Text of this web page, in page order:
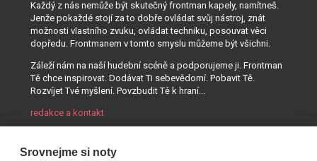
Každý z nás nemůže být skutečný frontman kapely, namítneš.
Jenže pokaždé stojí za to dobře ovládat svůj nástroj, znát
možnosti vlastního zvuku, ovládat techniku, posouvat věci
dopředu. Frontmanem v tomto smyslu můžeme být všichni.
Záleží nám na naší hudební scéně a podporujeme ji. Frontman
Tě chce inspirovat. Dodávat Ti sebevědomí. Pobavit Tě.
Rozvíjet Tvé myšlení. Povzbudit Tě k hraní...
redakce a kontakt
Srovnejme si noty